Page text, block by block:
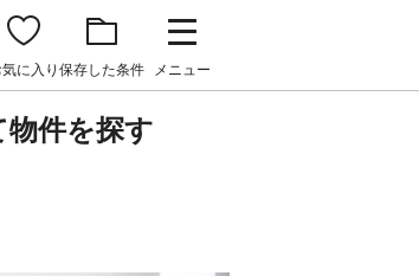
気に入り 保存した条件 メニュー
物件を探す